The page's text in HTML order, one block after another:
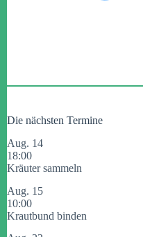
Die nächsten Termine
Aug. 14
18:00
Kräuter sammeln
Aug. 15
10:00
Krautbund binden